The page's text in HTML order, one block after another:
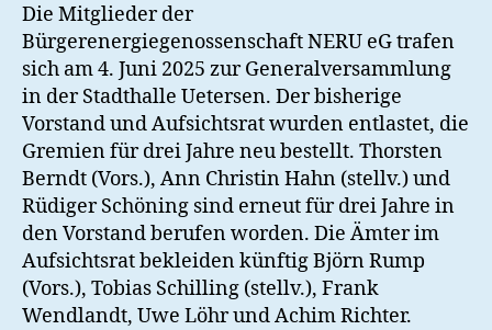
Die Mitglieder der
Bürgerenergiegenossenschaft NERU eG trafen
sich am 4. Juni 2025 zur Generalversammlung
in der Stadthalle Uetersen. Der bisherige
Vorstand und Aufsichtsrat wurden entlastet, die
Gremien für drei Jahre neu bestellt. Thorsten
Berndt (Vors.), Ann Christin Hahn (stellv.) und
Rüdiger Schöning sind erneut für drei Jahre in
den Vorstand berufen worden. Die Ämter im
Aufsichtsrat bekleiden künftig Björn Rump
(Vors.), Tobias Schilling (stellv.), Frank
Wendlandt, Uwe Löhr und Achim Richter.